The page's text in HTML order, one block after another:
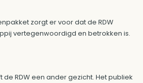
zorgt er voor dat de RDW
vertegenwoordigd en betrokken is.
RDW een ander gezicht. Het publiek